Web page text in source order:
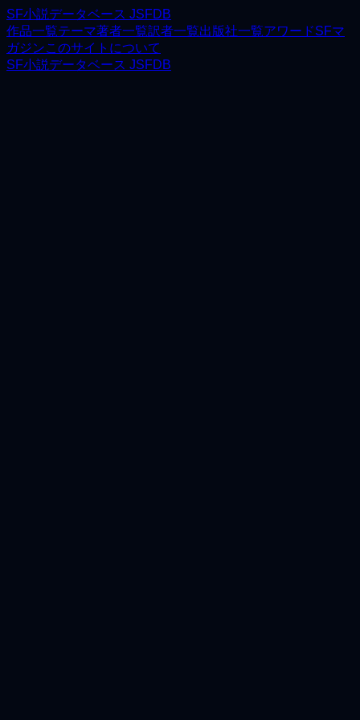
SF小説データベース JSFDB
作品一覧テーマ著者一覧訳者一覧出版社一覧アワードSFマ
ガジンこのサイトについて
SF小説データベース JSFDB